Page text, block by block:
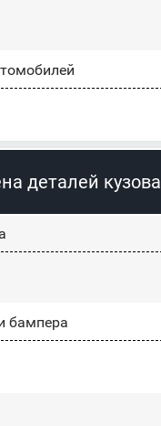
деталей кузова
бампера